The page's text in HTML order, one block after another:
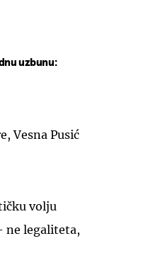
uzbunu:
Vesna Pusić
volju
ne legaliteta,